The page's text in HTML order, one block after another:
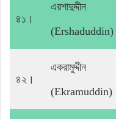
৪১।
এরশাদুদ্দীন
(Ershaduddin)
৪২।
একরামুদ্দীন
(Ekramuddin)